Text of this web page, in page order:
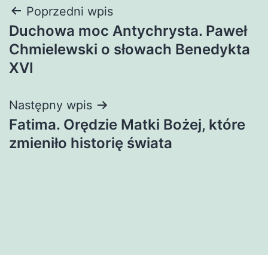
Nawigacja
wpisu
Poprzedni wpis
Duchowa moc Antychrysta. Paweł
Chmielewski o słowach Benedykta
XVI
Następny wpis
Fatima. Orędzie Matki Bożej, które
zmieniło historię świata